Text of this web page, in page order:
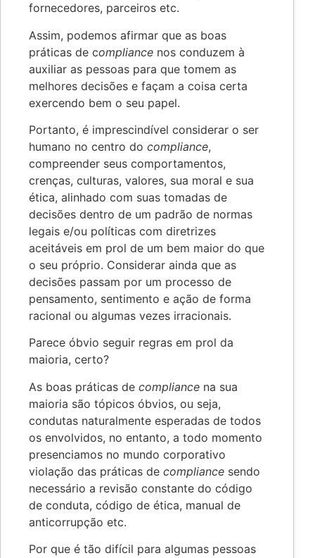
fornecedores, parceiros etc.
Assim, podemos afirmar que as boas
práticas de compliance nos conduzem à
auxiliar as pessoas para que tomem as
melhores decisões e façam a coisa certa
exercendo bem o seu papel.
Portanto, é imprescindível considerar o ser
humano no centro do compliance,
compreender seus comportamentos,
crenças, culturas, valores, sua moral e sua
ética, alinhado com suas tomadas de
decisões dentro de um padrão de normas
legais e/ou políticas com diretrizes
aceitáveis em prol de um bem maior do que
o seu próprio. Considerar ainda que as
decisões passam por um processo de
pensamento, sentimento e ação de forma
racional ou algumas vezes irracionais.
Parece óbvio seguir regras em prol da
maioria, certo?
As boas práticas de compliance na sua
maioria são tópicos óbvios, ou seja,
condutas naturalmente esperadas de todos
os envolvidos, no entanto, a todo momento
presenciamos no mundo corporativo
violação das práticas de compliance sendo
necessário a revisão constante do código
de conduta, código de ética, manual de
anticorrupção etc.
Por que é tão difícil para algumas pessoas